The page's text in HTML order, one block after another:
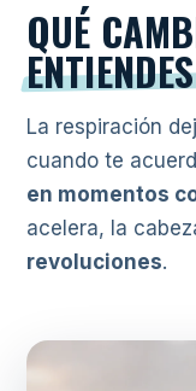
QUÉ
La respiración
cuando te
en momentos
acelera, la
revoluciones.